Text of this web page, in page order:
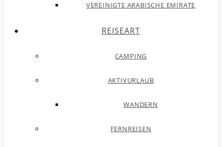
VEREINIGTE ARABISCHE EMIRATE
REISEART
CAMPING
AKTIVURLAUB
WANDERN
FERNREISEN